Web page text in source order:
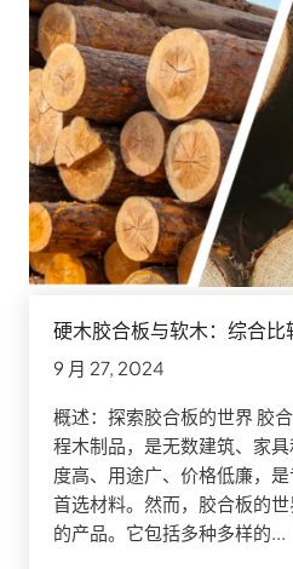
硬木胶合板与软木：综合比
9 月 27, 2024
概述：探索胶合板的世界 胶
程木制品，是无数建筑、家
度高、用途广、价格低廉，
首选材料。然而，胶合板的
的产品。它包括多种多样的...